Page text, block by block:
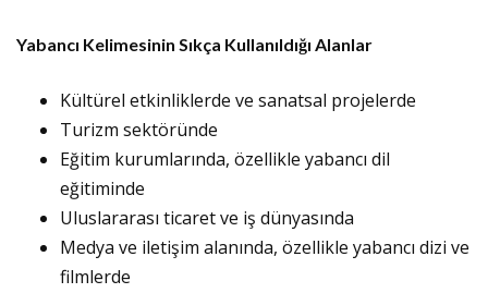
Yabancı Kelimesinin Sıkça Kullanıldığı Alanlar
Kültürel etkinliklerde ve sanatsal projelerde
Turizm sektöründe
Eğitim kurumlarında, özellikle yabancı dil
eğitiminde
Uluslararası ticaret ve iş dünyasında
Medya ve iletişim alanında, özellikle yabancı dizi ve
filmlerde